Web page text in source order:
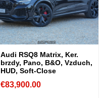
Audi RSQ8 Matrix, Ker.
brzdy, Pano, B&O, Vzduch,
HUD, Soft-Close
€83,900.00